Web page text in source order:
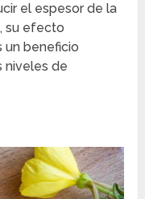
el espesor de la
su efecto
un beneficio
niveles de